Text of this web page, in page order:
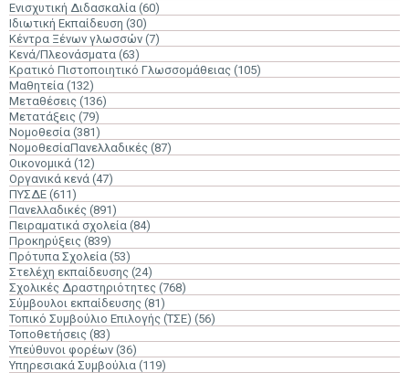
Ενισχυτική Διδασκαλία (60)
Ιδιωτική Εκπαίδευση (30)
Κέντρα Ξένων γλωσσών (7)
Κενά/Πλεονάσματα (63)
Κρατικό Πιστοποιητικό Γλωσσομάθειας (105)
Μαθητεία (132)
Μεταθέσεις (136)
Μετατάξεις (79)
Νομοθεσία (381)
ΝομοθεσίαΠανελλαδικές (87)
Οικονομικά (12)
Οργανικά κενά (47)
ΠΥΣΔΕ (611)
Πανελλαδικές (891)
Πειραματικά σχολεία (84)
Προκηρύξεις (839)
Πρότυπα Σχολεία (53)
Στελέχη εκπαίδευσης (24)
Σχολικές Δραστηριότητες (768)
Σύμβουλοι εκπαίδευσης (81)
Τοπικό Συμβούλιο Επιλογής (ΤΣΕ) (56)
Τοποθετήσεις (83)
Υπεύθυνοι φορέων (36)
Υπηρεσιακά Συμβούλια (119)